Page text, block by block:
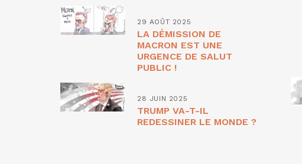
29 AOÛT 2025
LA DÉMISSION DE
MACRON EST UNE
URGENCE DE SALUT
PUBLIC !
28 JUIN 2025
TRUMP VA-T-IL
REDESSINER LE MONDE ?